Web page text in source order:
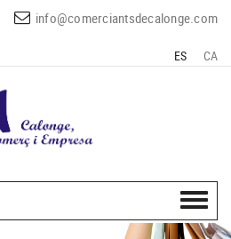
info@comerciantsdecalonge.com
ES CA